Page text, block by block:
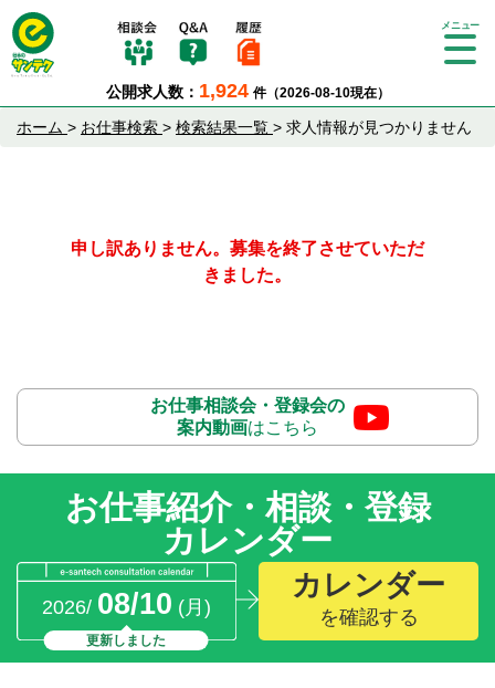
公開求人数： 1,924 件（2026-08-10現在）
Tog
ion
ホーム > お仕事検索 > 検索結果一覧 > 求人情報が見つかりません
申し訳ありません。募集を終了させていただ
きました。
お仕事相談会・登録会の
案内動画はこちら
お仕事紹介・相談・登録
カレンダー
2026/ 08/10 (月)
更新しました
カレンダー
を確認する